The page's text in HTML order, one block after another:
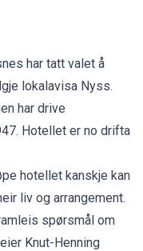
har tatt valet å
lokalavisa Nyss.
har drive
Hotellet er no drifta
hotellet kanskje kan
liv og arrangement.
spørsmål om
Knut-Henning